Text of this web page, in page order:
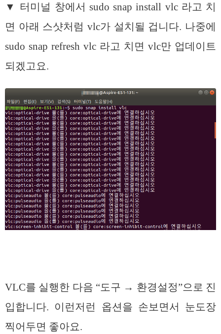
▼ 터미널 창에서 sudo snap install vlc 라고 치
면 아래 스샷처럼 vlc가 설치될 겁니다. 나중에
sudo snap refresh vlc 라고 치면 vlc만 업데이트
되겠고요.
VLC를 실행한 다음 “도구 → 환경설정”으로 진
입합니다. 이런저런 옵션을 손보면서 눈도장
찍어두면 좋아요.